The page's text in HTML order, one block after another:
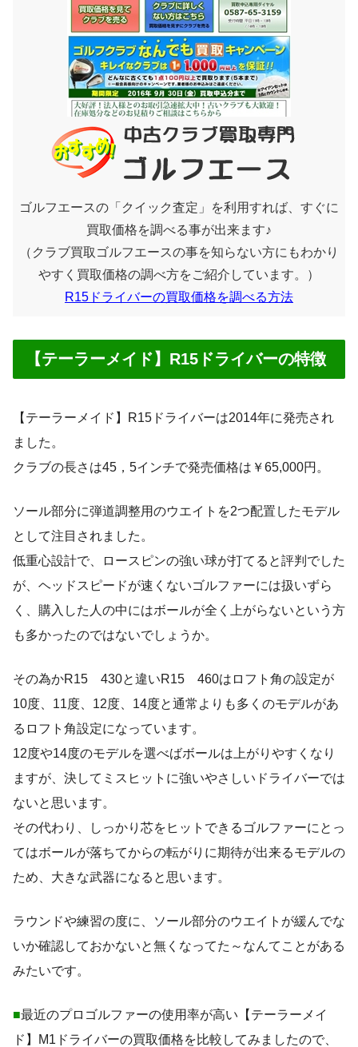
ゴルフエースの「クイック査定」を利用すれば、すぐに
買取価格を調べる事が出来ます♪
（クラブ買取ゴルフエースの事を知らない方にもわかり
やすく買取価格の調べ方をご紹介しています。）
R15ドライバーの買取価格を調べる方法
【テーラーメイド】R15ドライバーの特徴
【テーラーメイド】R15ドライバーは2014年に発売され
ました。
クラブの長さは45，5インチで発売価格は￥65,000円。
ソール部分に弾道調整用のウエイトを2つ配置したモデル
として注目されました。
低重心設計で、ロースピンの強い球が打てると評判でした
が、ヘッドスピードが速くないゴルファーには扱いずら
く、購入した人の中にはボールが全く上がらないという方
も多かったのではないでしょうか。
その為かR15 430と違いR15 460はロフト角の設定が
10度、11度、12度、14度と通常よりも多くのモデルがあ
るロフト角設定になっています。
12度や14度のモデルを選べばボールは上がりやすくなり
ますが、決してミスヒットに強いやさしいドライバーでは
ないと思います。
その代わり、しっかり芯をヒットできるゴルファーにとっ
てはボールが落ちてからの転がりに期待が出来るモデルの
ため、大きな武器になると思います。
ラウンドや練習の度に、ソール部分のウエイトが緩んでな
いか確認しておかないと無くなってた～なんてことがある
みたいです。
■最近のプロゴルファーの使用率が高い【テーラーメイ
ド】M1ドライバーの買取価格を比較してみましたので、